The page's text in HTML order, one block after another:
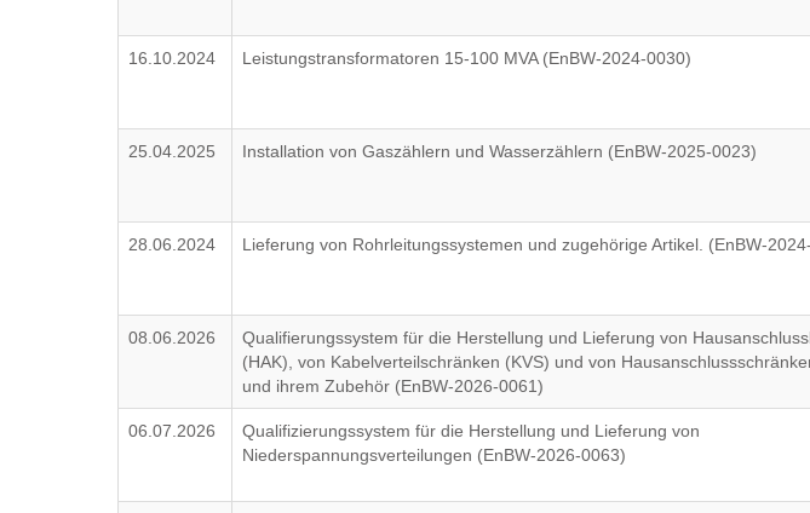
16.10.2024 Leistungstransformatoren 15-100 MVA (EnBW-2024-0030)
25.04.2025 Installation von Gaszählern und Wasserzählern (EnBW-2025-0023)
28.06.2024 Lieferung von Rohrleitungssystemen und zugehörige Artikel. (EnBW-
08.06.2026
Qualifierungssystem für die Herstellung und Lieferung von
(HAK), von Kabelverteilschränken (KVS) und von
und ihrem Zubehör (EnBW-2026-0061)
06.07.2026
Qualifizierungssystem für die Herstellung und Lieferung von
Niederspannungsverteilungen (EnBW-2026-0063)